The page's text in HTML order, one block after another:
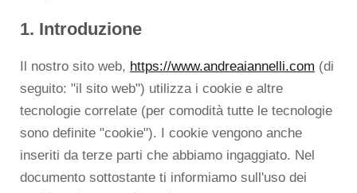
1. Introduzione
Il nostro sito web, https://www.andreaiannelli.com (di
seguito: "il sito web") utilizza i cookie e altre
tecnologie correlate (per comodità tutte le tecnologie
sono definite "cookie"). I cookie vengono anche
inseriti da terze parti che abbiamo ingaggiato. Nel
documento sottostante ti informiamo sull'uso dei